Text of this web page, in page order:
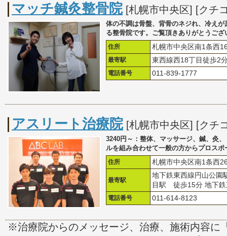
マッチ鍼灸整骨院[札幌市中央区] [クチ
体の不調は骨盤、背骨のネジれ、冷え
る整骨院です。ご覧頂きありがとうござ
住所 札幌市中央区南1条西
最寄駅 東西線西18丁目徒歩2
電話番号 011-839-1777
アスリート治療院[札幌市中央区] [クチ
3240円～：整体、マッサージ、鍼、灸
ルを組み合わせて一般の方からプロス
住所 札幌市中央区南1条西
最寄駅
地下鉄東西線円山公
目駅 徒歩15分 地下
電話番号 011-614-8123
※治療院からのメッセージ、治療、施術内容に